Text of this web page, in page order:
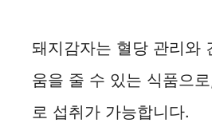
돼지감자는 혈당 관리와
움을 줄 수 있는 식품으
로 섭취가 가능합니다.